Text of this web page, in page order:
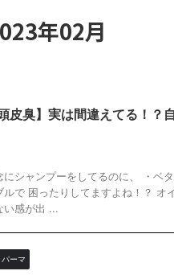
年02月
皮臭】実は間違えてる！？
シャンプーをしてるのに、 ・ベ
ルで 困ったりしてますよね！？ オ
い感が出 ...
ーマ